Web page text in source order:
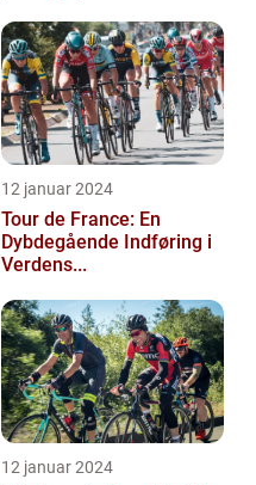
12 januar 2024
Tour de France: En
Dybdegående Indføring i
Verdens...
12 januar 2024